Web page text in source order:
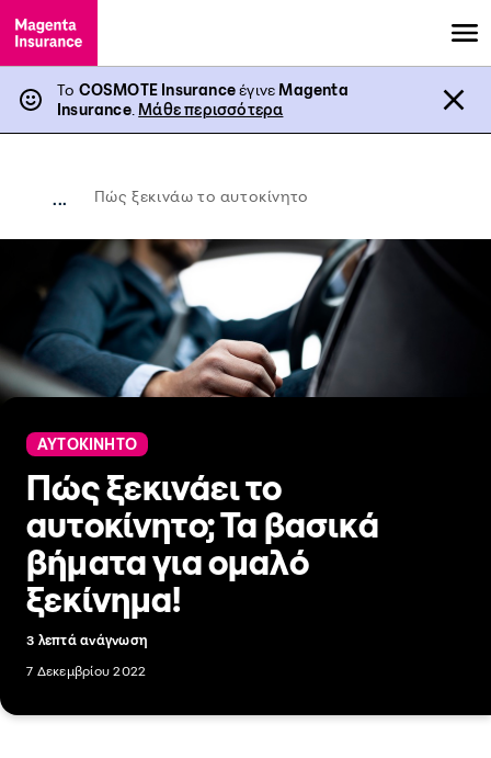
Το COSMOTE InsuranceέγινεMagenta
Insurance. Μάθε περισσότερα
... Πώς ξεκινάω το αυτοκίνητο
ΑΥΤΟΚΙΝΗΤΟ
Πώς ξεκινάει το
αυτοκίνητο; Τα βασικά
βήματα για ομαλό
ξεκίνημα!
3 λεπτά ανάγνωση
7 Δεκεμβρίου 2022